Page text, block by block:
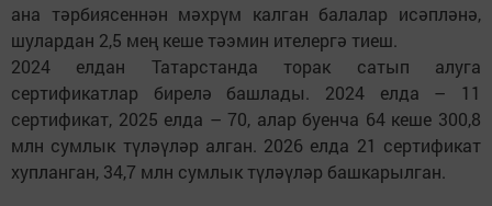
ана тәрбиясеннән мәхрүм калган балалар исәпләнә,
шулардан 2,5 мең кеше тәэмин ителергә тиеш.
2024 елдан Татарстанда торак сатып алуга
сертификатлар бирелә башлады. 2024 елда – 11
сертификат, 2025 елда – 70, алар буенча 64 кеше 300,8
млн сумлык түләүләр алган. 2026 елда 21 сертификат
хупланган, 34,7 млн сумлык түләүләр башкарылган.